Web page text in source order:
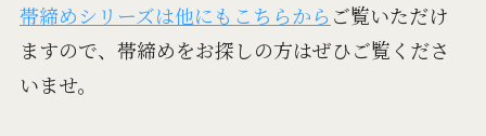
帯締めシリーズは他にもこちらから ご覧いただけ
ますので、帯締めをお探しの方はぜひご覧くださ
いませ。